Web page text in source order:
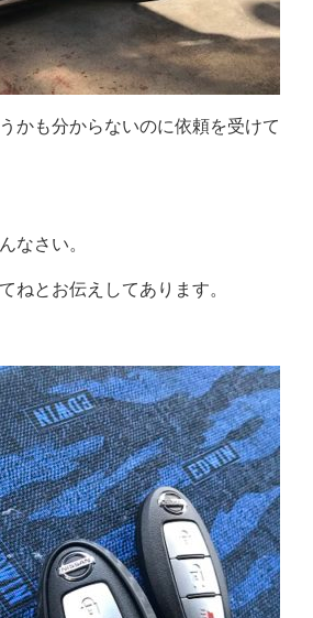
かも分からないのに依頼を受けて
なさい。
ねとお伝えしてあります。